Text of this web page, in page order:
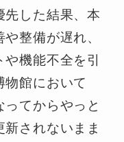
先した結果、本
整備が遅れ、
機能不全を引
物館において
てからやっと
されないまま